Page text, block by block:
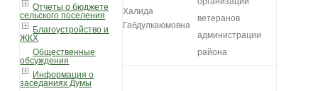
Отчеты о бюджете
сельского поселения
Благоустройство и
ЖКХ
Общественные
обсуждения
Информация о
заседаниях Думы
Халида
Габдулкаюмовна
ветеранов
администрации
района